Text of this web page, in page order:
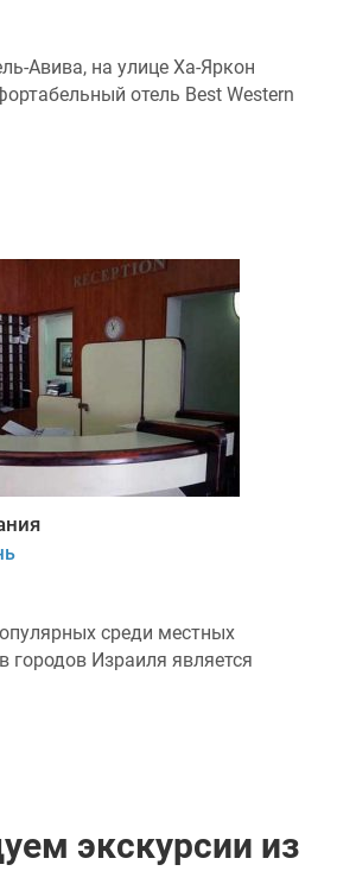
Авива, на улице Ха-Яркон
отель Best Western
среди местных
городов Израиля является
экскурсии из